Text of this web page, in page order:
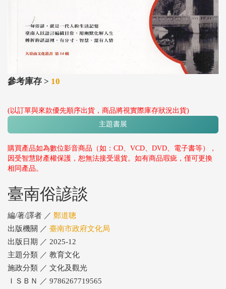
參考庫存 > 10
(以訂單與來款優先順序出貨，商品將視實際庫存狀況出貨)
主題書展
購買產品如為數位影音商品（如：CD、VCD、DVD、電子書等），
因受智慧財產權保護，恕無法接受退貨。如有商品瑕疵，僅可更換
相同產品。
臺南俗諺談
編/著/譯者 ／ 鄭道聰
出版機關 ／ 臺南市政府文化局
出版日期 ／ 2025-12
主題分類 ／ 教育文化
施政分類 ／ 文化及觀光
ＩＳＢＮ ／ 9786267719565